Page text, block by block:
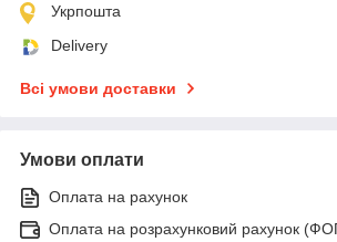
Укрпошта
Delivery
Всі умови доставки
Умови оплати
Оплата на рахунок
Оплата на розрахунковий рахунок